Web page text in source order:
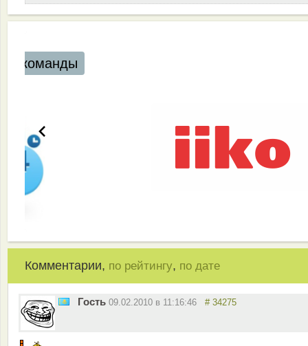
Автоматизация ресторанов и кафе
Комментарии, по рейтингу, по дате
Гость 09.02.2010 в 11:16:46 # 34275